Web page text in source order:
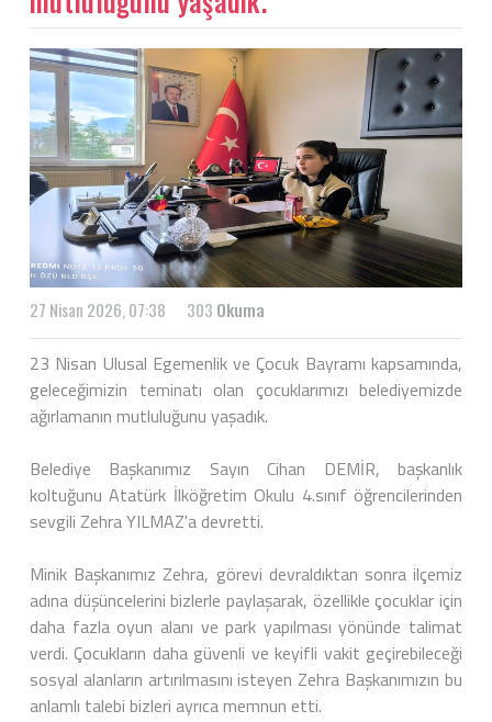
27 Nisan 2026, 07:38 303 Okuma
23 Nisan Ulusal Egemenlik ve Çocuk Bayramı kapsamında,
geleceğimizin teminatı olan çocuklarımızı belediyemizde
ağırlamanın mutluluğunu yaşadık.
Belediye Başkanımız Sayın Cihan DEMİR, başkanlık
koltuğunu Atatürk İlköğretim Okulu 4.sınıf öğrencilerinden
sevgili Zehra YILMAZ'a devretti.
Minik Başkanımız Zehra, görevi devraldıktan sonra ilçemiz
adına düşüncelerini bizlerle paylaşarak, özellikle çocuklar için
daha fazla oyun alanı ve park yapılması yönünde talimat
verdi. Çocukların daha güvenli ve keyifli vakit geçirebileceği
sosyal alanların artırılmasını isteyen Zehra Başkanımızın bu
anlamlı talebi bizleri ayrıca memnun etti.